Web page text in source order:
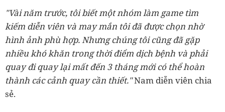
"Vài năm trước, tôi biết một nhóm làm game tìm
kiếm diễn viên và may mắn tôi đã được chọn nhờ
hình ảnh phù hợp. Nhưng chúng tôi cũng đã gặp
nhiều khó khăn trong thời điểm dịch bệnh và phải
quay đi quay lại mất đến 3 tháng mới có thể hoàn
thành các cảnh quay cần thiết."Nam diễn viên chia
sẻ.